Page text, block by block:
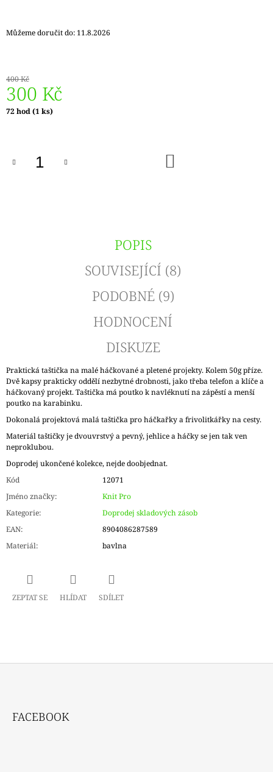
Můžeme doručit do: 11.8.2026
400 Kč
300 Kč
Měrná
72 hod(1 ks)
POPIS
SOUVISEJÍCÍ (8)
PODOBNÉ (9)
HODNOCENÍ
DISKUZE
Praktická taštička na malé háčkované a pletené projekty. Kolem 50g příze.
Dvě kapsy prakticky oddělí nezbytné drobnosti, jako třeba telefon a klíče a
háčkovaný projekt. Taštička má poutko k navléknutí na zápěstí a menší
poutko na karabinku.
Dokonalá projektová malá taštička pro háčkařky a frivolitkářky na cesty.
Materiál taštičky je dvouvrstvý a pevný, jehlice a háčky se jen tak ven
neproklubou.
Doprodej ukončené kolekce, nejde doobjednat.
Kód
12071
Jméno značky:
Knit Pro
Kategorie:
Doprodej skladových zásob
EAN:
8904086287589
Materiál: bavlna
ZEPTAT SE HLÍDAT SDÍLET
M
REGIA
6PLY
FJORD
COLOR
LASSE
Původně:
FACEBOOK